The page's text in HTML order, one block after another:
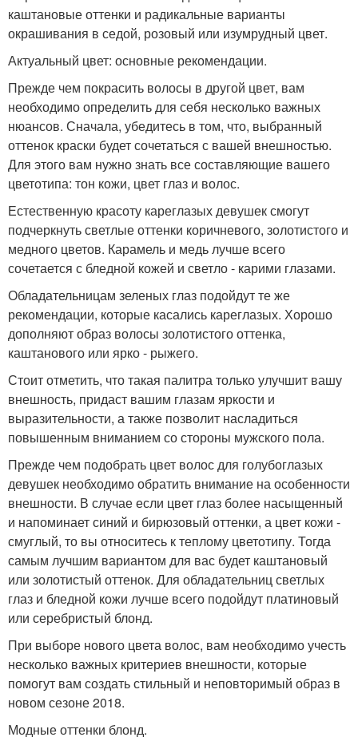
каштановые оттенки и радикальные варианты
окрашивания в седой, розовый или изумрудный цвет.
Актуальный цвет: основные рекомендации.
Прежде чем покрасить волосы в другой цвет, вам
необходимо определить для себя несколько важных
нюансов. Сначала, убедитесь в том, что, выбранный
оттенок краски будет сочетаться с вашей внешностью.
Для этого вам нужно знать все составляющие вашего
цветотипа: тон кожи, цвет глаз и волос.
Естественную красоту кареглазых девушек смогут
подчеркнуть светлые оттенки коричневого, золотистого и
медного цветов. Карамель и медь лучше всего
сочетается с бледной кожей и светло - карими глазами.
Обладательницам зеленых глаз подойдут те же
рекомендации, которые касались кареглазых. Хорошо
дополняют образ волосы золотистого оттенка,
каштанового или ярко - рыжего.
Стоит отметить, что такая палитра только улучшит вашу
внешность, придаст вашим глазам яркости и
выразительности, а также позволит насладиться
повышенным вниманием со стороны мужского пола.
Прежде чем подобрать цвет волос для голубоглазых
девушек необходимо обратить внимание на особенности
внешности. В случае если цвет глаз более насыщенный
и напоминает синий и бирюзовый оттенки, а цвет кожи -
смуглый, то вы относитесь к теплому цветотипу. Тогда
самым лучшим вариантом для вас будет каштановый
или золотистый оттенок. Для обладательниц светлых
глаз и бледной кожи лучше всего подойдут платиновый
или серебристый блонд.
При выборе нового цвета волос, вам необходимо учесть
несколько важных критериев внешности, которые
помогут вам создать стильный и неповторимый образ в
новом сезоне 2018.
Модные оттенки блонд.